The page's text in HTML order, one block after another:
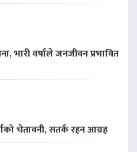
भारी वर्षाले जनजीवन प्रभावित
चेतावनी, सतर्क रहन आग्रह